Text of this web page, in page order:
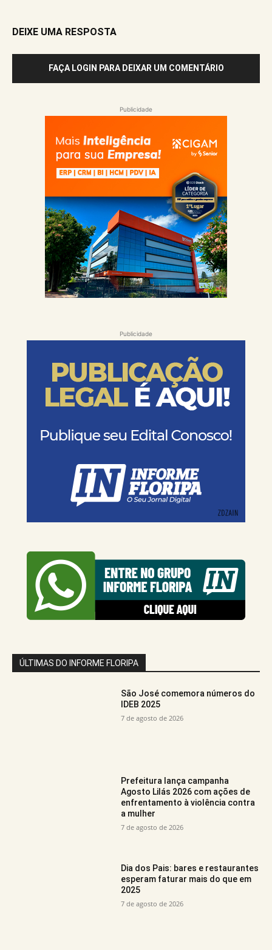
DEIXE UMA RESPOSTA
FAÇA LOGIN PARA DEIXAR UM COMENTÁRIO
Publicidade
Publicidade
ÚLTIMAS DO INFORME FLORIPA
São José comemora números do
IDEB 2025
7 de agosto de 2026
Prefeitura lança campanha
Agosto Lilás 2026 com ações de
enfrentamento à violência contra
a mulher
7 de agosto de 2026
Dia dos Pais: bares e restaurantes
esperam faturar mais do que em
2025
7 de agosto de 2026